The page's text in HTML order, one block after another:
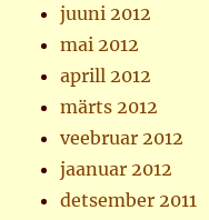
juuni 2012
mai 2012
aprill 2012
märts 2012
veebruar 2012
jaanuar 2012
detsember 2011